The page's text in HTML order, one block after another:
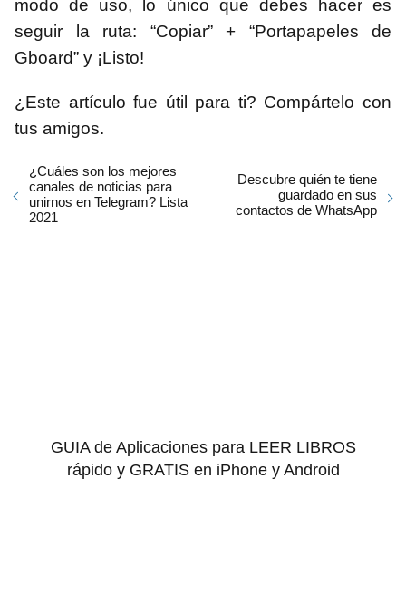
modo de uso, lo único que debes hacer es
seguir la ruta: “Copiar” + “Portapapeles de
Gboard” y ¡Listo!
¿Este artículo fue útil para ti? Compártelo con
tus amigos.
¿Cuáles son los mejores
canales de noticias para
unirnos en Telegram? Lista
2021
Descubre quién te tiene
guardado en sus
contactos de WhatsApp
GUIA de Aplicaciones para LEER LIBROS
rápido y GRATIS en iPhone y Android